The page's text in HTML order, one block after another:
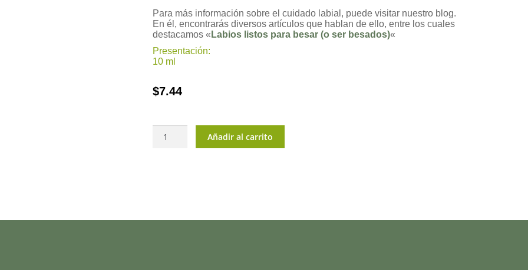
Para más información sobre el cuidado labial, puede visitar nuestro blog.
En él, encontrarás diversos artículos que hablan de ello, entre los cuales
destacamos « Labios listos para besar (o ser besados)«
Presentación:
10 ml
$7.44
Balm
Añadir al carrito